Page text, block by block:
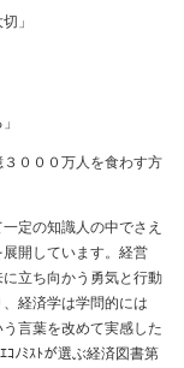
」
０００万人を食わす方
定の知識人の中でさえ
開しています。経営
立ち向かう勇気と行動
経済学は学問的には
言葉を改めて実感した
ﾉﾐｽﾄが選ぶ経済図書第